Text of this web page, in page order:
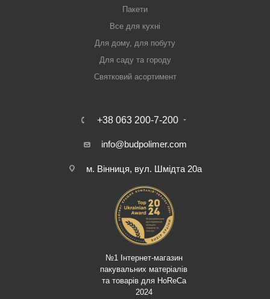
Пакети
Все для кухні
Для дому, для побуту
Для саду та городу
Святковий асортимент
+38 063 200-7-200
info@budpolimer.com
м. Вінниця, вул. Шмідта 20а
№1 Інтернет-магазин
пакувальних матеріалів
та товарів для HoReCa
2024